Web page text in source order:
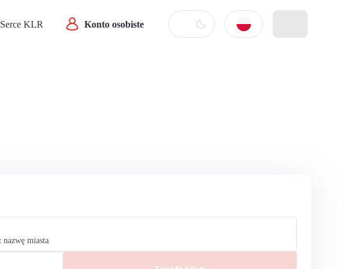
Serce KLR Konto osobiste